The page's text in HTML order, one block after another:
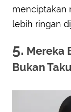
menciptakan
lebih ringan
5. Mereka
Bukan